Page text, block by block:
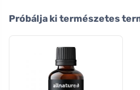
Próbálja ki természetes